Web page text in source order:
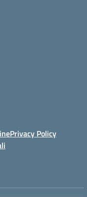
Privacy Policy